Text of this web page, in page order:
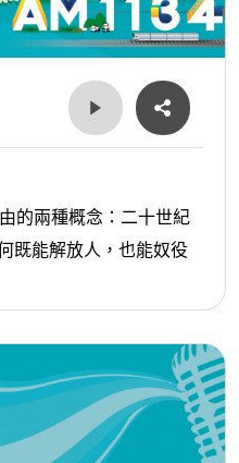
的兩種概念：二十世紀
既能解放人，也能奴役